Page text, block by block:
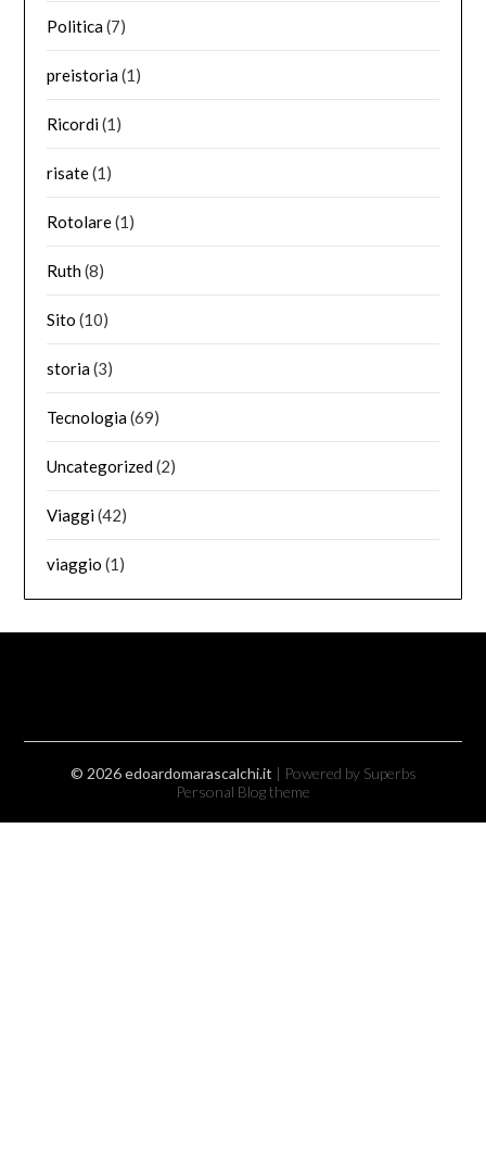
Politica(7)
preistoria(1)
Ricordi(1)
risate(1)
Rotolare(1)
Ruth(8)
Sito (10)
storia(3)
Tecnologia(69)
Uncategorized(2)
Viaggi(42)
viaggio (1)
© 2026 edoardomarascalchi.it | Powered by Superbs
Personal Blog theme